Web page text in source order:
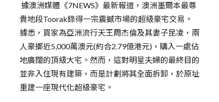
據澳洲媒體《7NEWS》最新報道，澳洲墨爾本最尊
貴地段Toorak錄得一宗震撼市場的超級豪宅交易。
據悉，買家為亞洲流行天王周杰倫及其妻子昆凌，兩
人豪擲近5,000萬澳元(約合2.79億港元)，購入一處佔
地廣闊的頂級大宅。然而，這對明星夫婦的最終目的
並非入住現有建築，而是計劃將其全面拆卸，於原址
重建一座現代化超級豪宅。